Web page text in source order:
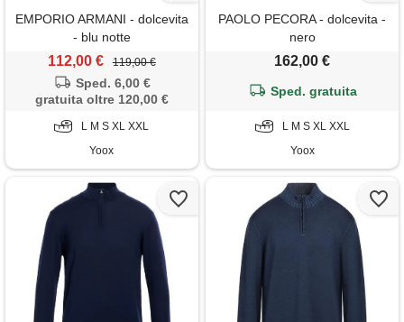
EMPORIO ARMANI - dolcevita
- blu notte
112,00 € 119,00 €
Sped. 6,00 €
gratuita oltre 120,00 €
L M S XL XXL
Yoox
PAOLO PECORA - dolcevita -
nero
162,00 €
Sped. gratuita
L M S XL XXL
Yoox